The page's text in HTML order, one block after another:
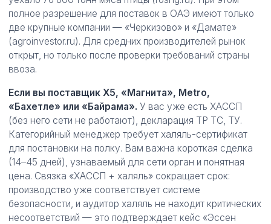
полное разрешение для поставок в ОАЭ имеют только
две крупные компании — «Черкизово» и «Дамате»
(agroinvestor.ru). Для средних производителей рынок
открыт, но только после проверки требований страны
ввоза.
Если вы поставщик X5, «Магнита», Metro,
«Бахетле» или «Байрама». У вас уже есть ХАССП
(без него сети не работают), декларация ТР ТС, ТУ.
Категорийный менеджер требует халяль-сертификат
для постановки на полку. Вам важна короткая сделка
(14–45 дней), узнаваемый для сети орган и понятная
цена. Связка «ХАССП + халяль» сокращает срок:
производство уже соответствует системе
безопасности, и аудитор халяль не находит критических
несоответствий — это подтверждает кейс «Эссен